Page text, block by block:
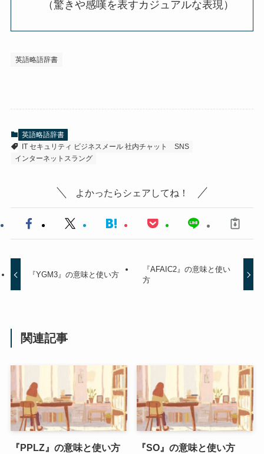
（驚きや感嘆を表すカジュアルな表現）
英語略語辞書
英語略語辞書
IT セキュリティ ビジネスメール 社内チャット
SNS
インターネットスラング
よかったらシェアしてね！
『YGM3』の意味と使い方
『AFAIC2』の意味と使い
方
関連記事
『PPLZ』の意味と使い方 『SO』の意味と使い方